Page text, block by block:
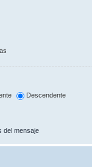
Descendente
del mensaje